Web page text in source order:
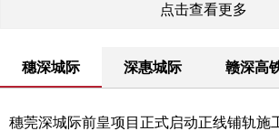
点击查看更多
穗深城际 深惠城际 赣深高
穗莞深城际前皇项目正式启动正线铺轨施